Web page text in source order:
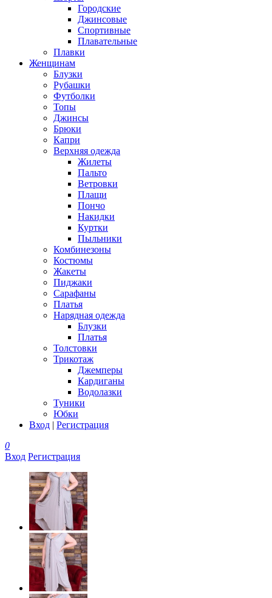
Городские
Джинсовые
Спортивные
Плавательные
Плавки
Женщинам
Блузки
Рубашки
Футболки
Топы
Джинсы
Брюки
Капри
Верхняя одежда
Жилеты
Пальто
Ветровки
Плащи
Пончо
Накидки
Куртки
Пыльники
Комбинезоны
Костюмы
Жакеты
Пиджаки
Сарафаны
Платья
Нарядная одежда
Блузки
Платья
Толстовки
Трикотаж
Джемперы
Кардиганы
Водолазки
Туники
Юбки
Вход | Регистрация
0
Вход Регистрация